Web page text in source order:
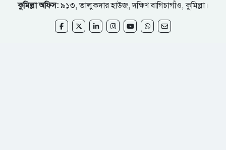
কুমিল্লা অফিস: ৯১৩, তালুকদার হাউজ, দক্ষিণ বাগিচাগাঁও, কুমিল্লা।